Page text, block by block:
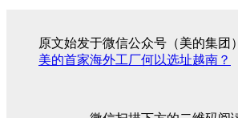
原文始发于微信公众号（美的集团
美的首家海外工厂何以选址越南？